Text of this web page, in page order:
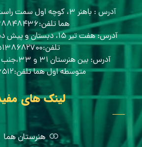
آدرس : باهنر ۳، کوچه اول
هما تلفن:۰۵۱۳۸۸۴۸۴۳۶
آدرس: هفت تیر ۱۵،
تلفن:۰۵۱۳۸۶۸۲۷۰۰
آدرس: بین
متوسطه اول هما تلفن:۰۹۱۵۷۷۰۶۵۱۲
لینک های
هنرستان هما